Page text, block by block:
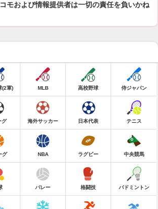
モおよび情報提供者は一切の責任を負いかね
(2軍) MLB 高校野球 侍ジャパン
グ 海外サッカー 日本代表 テニス
グ NBA ラグビー 中央競馬
バレー 格闘技 バドミントン